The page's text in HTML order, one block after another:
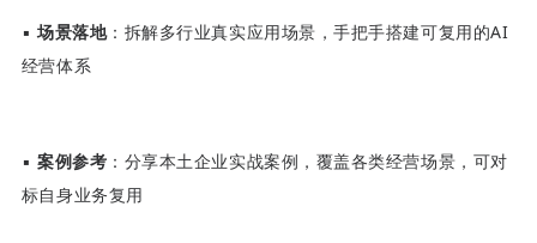
▪ 场景落地：拆解多行业真实应用场景，手把手搭建可复用的AI
经营体系
▪ 案例参考 ：分享本土企业实战案例，覆盖各类经营场景，可对
标自身业务复用